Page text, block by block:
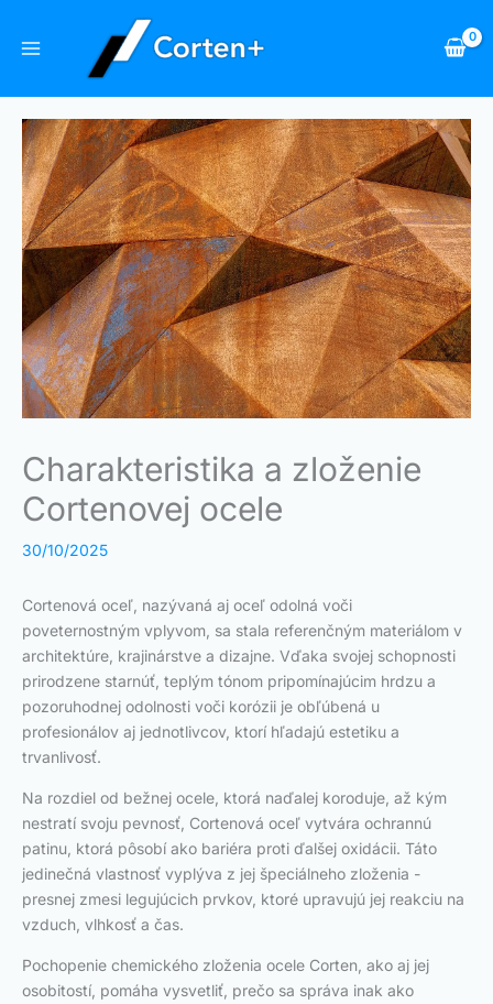
Charakteristika a zloženie
Cortenovej ocele
30/10/2025
Cortenová oceľ, nazývaná aj oceľ odolná voči
poveternostným vplyvom, sa stala referenčným materiálom v
architektúre, krajinárstve a dizajne. Vďaka svojej schopnosti
prirodzene starnúť, teplým tónom pripomínajúcim hrdzu a
pozoruhodnej odolnosti voči korózii je obľúbená u
profesionálov aj jednotlivcov, ktorí hľadajú estetiku a
trvanlivosť.
Na rozdiel od bežnej ocele, ktorá naďalej koroduje, až kým
nestratí svoju pevnosť, Cortenová oceľ vytvára ochrannú
patinu, ktorá pôsobí ako bariéra proti ďalšej oxidácii. Táto
jedinečná vlastnosť vyplýva z jej špeciálneho zloženia -
presnej zmesi legujúcich prvkov, ktoré upravujú jej reakciu na
vzduch, vlhkosť a čas.
Pochopenie chemického zloženia ocele Corten, ako aj jej
osobitostí, pomáha vysvetliť, prečo sa správa inak ako